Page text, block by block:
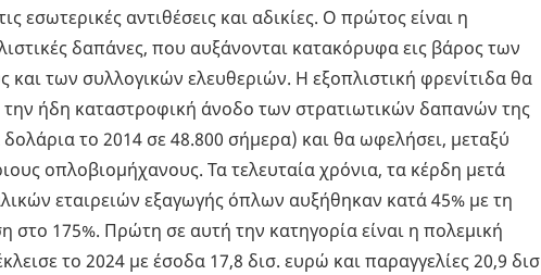
εσωτερικές αντιθέσεις και αδικίες. Ο πρώτος είναι η
δαπάνες, που αυξάνονται κατακόρυφα εις βάρος των
και των συλλογικών ελευθεριών. Η εξοπλιστική φρενίτιδα θα
την ήδη καταστροφική άνοδο των στρατιωτικών δαπανών της
το 2014 σε 48.800 σήμερα) και θα ωφελήσει, μεταξύ
οπλοβιομήχανους. Τα τελευταία χρόνια, τα κέρδη μετά
εταιρειών εξαγωγής όπλων αυξήθηκαν κατά 45% με τη
στο 175%. Πρώτη σε αυτή την κατηγορία είναι η πολεμική
το 2024 με έσοδα 17,8 δισ. ευρώ και παραγγελίες 20,9 δισ